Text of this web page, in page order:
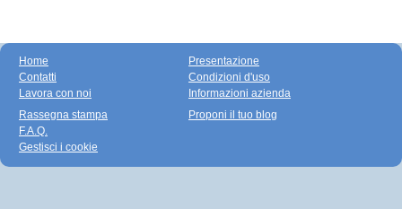
Home
Contatti
Lavora con noi
Presentazione
Condizioni d'uso
Informazioni azienda
Rassegna stampa
F.A.Q.
Gestisci i cookie
Proponi il tuo blog